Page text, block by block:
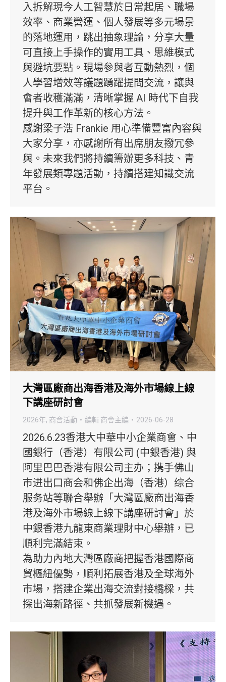
入拆解現今人工智慧於日常起居、職場
效率、商業營運、個人發展等多元場景
的落地運用，跳出抽象理論，分享大量
可直接上手操作的實用工具、思維模式
與避坑要點。現場參與者互動熱烈，個
人學習增效等議題踴躍提問交流，讓與
會者收穫滿滿，清晰掌握 AI 時代下自我
提升與工作革新的核心方法。
感謝梁子浩 Frankie 用心準備豐富內容與
大家分享，亦感謝所有出席朋友撥冗參
與。未來我們將持續籌辦更多科技、青
年發展類專題活動，持續搭建知識交流
平台。
大灣區廠商出海香港及海外市場線上線
下講座研討會
2026年, 商會活動 編輯 商會主編 2026-06-28
2026.6.23香港大中華中小企業商會、中
國銀行（香港）有限公司 (中銀香港) 與
阿里巴巴香港有限公司主办；携手佛山
市进出口商会和佛企出海（香港）综合
服务站等聯合舉辦「大灣區廠商出海香
港及海外市場線上線下講座研討會」於
中銀香港九龍東商業理財中心舉辦，已
順利完滿結束。
為助力內地大灣區廠商把握香港國際商
貿樞紐優勢，順利拓展香港及全球海外
市場，搭建企業出海交流對接橋樑，共
探出海新路徑、共抓發展新機遇。